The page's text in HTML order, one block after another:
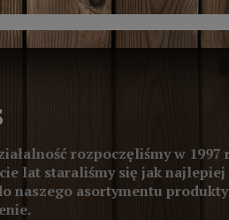
rozpoczęliśmy w
lat staraliśmy się jak
naszego asortymentu